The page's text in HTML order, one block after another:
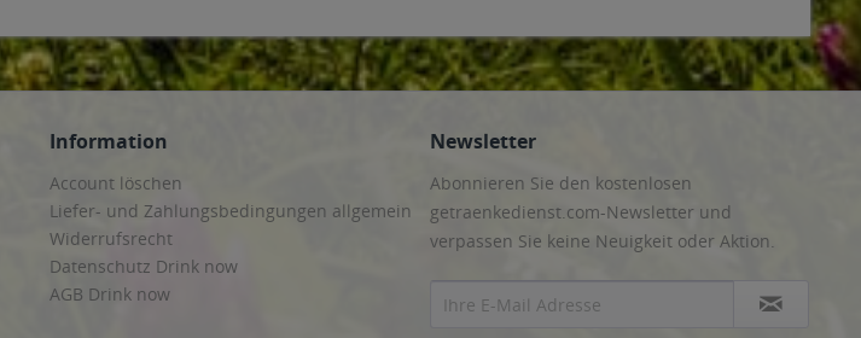
Information
Account löschen
Liefer- und Zahlungsbedingungen allgemein
Widerrufsrecht
Datenschutz Drink now
AGB Drink now
Newsletter
Abonnieren Sie den kostenlosen
getraenkedienst.com-Newsletter und
verpassen Sie keine Neuigkeit oder Aktion.